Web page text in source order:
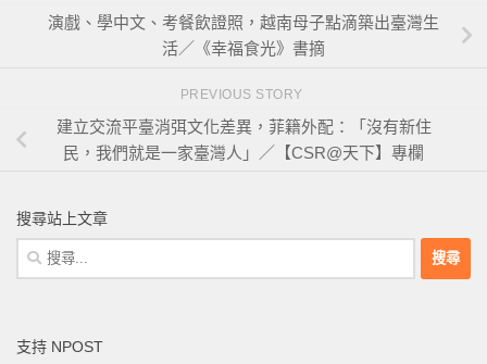
演戲、學中文、考餐飲證照，越南母子點滴築出臺灣生
活／《幸福食光》書摘
PREVIOUS STORY
建立交流平臺消弭文化差異，菲籍外配：「沒有新住
民，我們就是一家臺灣人」／【CSR@天下】專欄
搜尋站上文章
搜
尋
字:
支持 NPOST